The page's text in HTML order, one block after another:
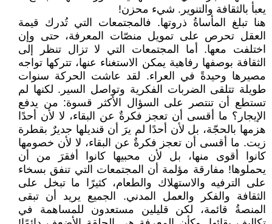
يعبأ بالثقافة والتنوير. شيء محزن!
هنا تبلغ المأساةُ ذروتها. فالمجتمعات التي تُدرك قيمة
العقل تحرص على تمويل منصّات المعرفة، حتى وإن
اختلفت معها. أما المجتمعات التي لا تزال تنظر إلى
الثقافة بوصفها رفاهية يمكن الاستغناء عنها، تتركها تواجه
مصيرها وحيدةً في العراء. لقد عاشت الحركة سنوات
طويلة تتلقى الضربات الفكرية وتواصل السير. لكنها لم
تستطع أن تنتصر على السؤال الأكثر قسوة: من يدفع
الإيجار؟ ما أقسى أن تعجز فكرةٌ عن البقاء، لا لأن أحدًا
هزمها بالحجّة، بل لأن أحدًا لم يرَ أن قنديلها جديرٌ بقطرة
زيت. ما أقسى أن تعجز فكرةٌ عن البقاء، لا لأن خصومها
كانوا أقوى منها، بل لأن محبيها كانوا أفقرَ من أن
يحملوها! مفارقة مؤلمة أن المجتمعات التي تنفق بسخاء
على الترفيه والاستهلاك والطعام، كثيرًا ما تبخل على
الثقافة والفكر والعمل المدني. الجميع يريد أن تبقى
المنصةُ قائمة، لكن قليلين مستعدون للمساهمة في